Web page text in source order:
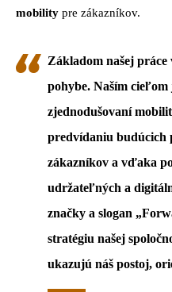
mobility pre zákazníkov.
Základom našej
pohybe. Naším
zjednodušovaní
predvídaniu budúcich
zákazníkov a vďaka
udržateľných a
značky a slogan
stratégiu našej
ukazujú náš postoj,